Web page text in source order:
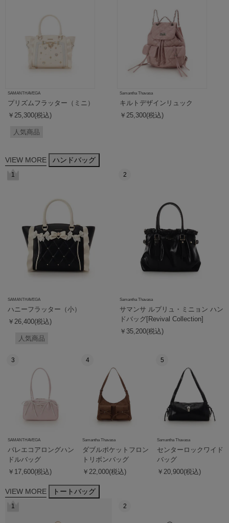
SAMANTHAVEGA
プリズムフラッター（ミニ）
￥25,300(税込)
人気商品
Samantha Thavasa
キルトデザインリュック
￥25,300(税込)
VIEW MORE ハンドバッグ
1
SAMANTHAVEGA
ハニーフラッター（小）
￥26,400(税込)
人気商品
2
Samantha Thavasa
サマンサ ルプリュ・ミニョン ハン
ドバッグ[Revival Collection]
￥35,200(税込)
3
SAMANTHAVEGA
バレエコアロングハン
ドルバッグ
￥17,600(税込)
4
Samantha Thavasa
ダブルポケットフロン
トリボンバッグ
￥22,000(税込)
5
Samantha Thavasa
センターロックワイド
バッグ
￥20,900(税込)
VIEW MORE トートバッグ
1 2